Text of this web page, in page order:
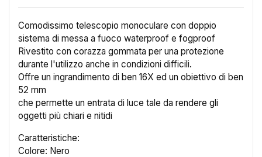
Comodissimo telescopio monoculare con doppio
sistema di messa a fuoco waterproof e fogproof
Rivestito con corazza gommata per una protezione
durante l'utilizzo anche in condizioni difficili.
Offre un ingrandimento di ben 16X ed un obiettivo di ben
52 mm
che permette un entrata di luce tale da rendere gli
oggetti più chiari e nitidi
Caratteristiche:
Colore: Nero